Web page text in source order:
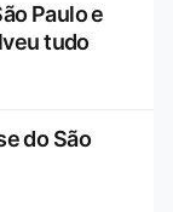
Paulo e
tudo
do São